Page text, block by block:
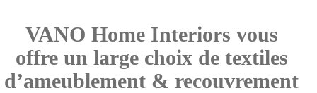
VANO Home Interiors vous
offre un large choix de textiles
d’ameublement & recouvrement